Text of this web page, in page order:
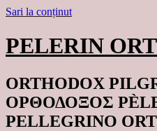
Sari la conținut
PELERIN
ORTHODOX
ΟΡΘΟΔΟΞΟΣ
PELLEGRINO